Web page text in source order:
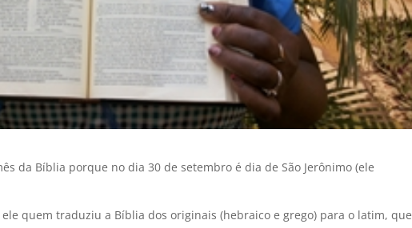
da Bíblia porque no dia 30 de setembro é dia de São Jerônimo (ele
quem traduziu a Bíblia dos originais (hebraico e grego) para o latim, que